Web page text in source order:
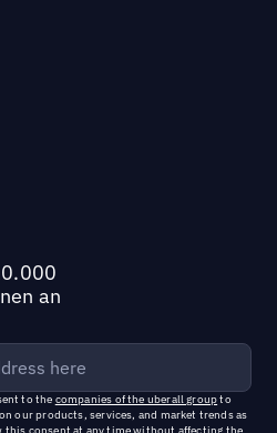
an
to the companies of the uberall groupto
our products, services, and market trends as